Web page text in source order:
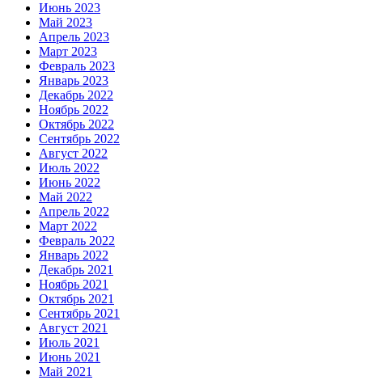
Июнь 2023
Май 2023
Апрель 2023
Март 2023
Февраль 2023
Январь 2023
Декабрь 2022
Ноябрь 2022
Октябрь 2022
Сентябрь 2022
Август 2022
Июль 2022
Июнь 2022
Май 2022
Апрель 2022
Март 2022
Февраль 2022
Январь 2022
Декабрь 2021
Ноябрь 2021
Октябрь 2021
Сентябрь 2021
Август 2021
Июль 2021
Июнь 2021
Май 2021